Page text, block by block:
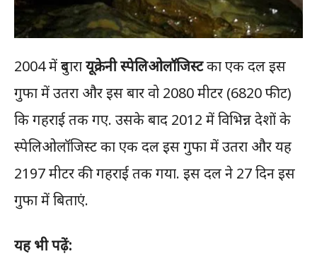
2004 में दुबारायूक्रेनी स्पेलिओलॉजिस्टका एक दल इस
गुफा में उतरा और इस बार वो 2080 मीटर (6820 फीट)
कि गहराई तक गए. उसके बाद 2012 में विभिन्न देशों के
स्पेलिओलॉजिस्ट का एक दल इस गुफा में उतरा और यह
2197 मीटर की गहराई तक गया. इस दल ने 27 दिन इस
गुफा में बिताएं.
यह भी पढ़ें: